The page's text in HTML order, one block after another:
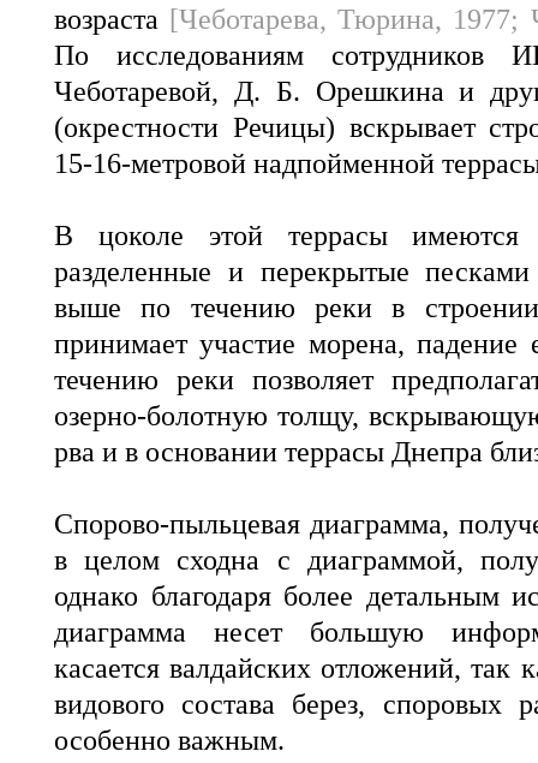
возраста [Чеботарева, Тюрина, 1977;
По исследованиям
Чеботаревой, Д. Б. Орешкина и
(окрестности Речицы) вскрывает
15-16-метровой надпойменной
В цоколе этой террасы имеются
разделенные и перекрытые
выше по течению реки в
принимает участие морена, падение
течению реки позволяет
озерно-болотную толщу,
рва и в основании террасы Днепра
Спорово-пыльцевая диаграмма,
в целом сходна с диаграммой,
однако благодаря более детальным
диаграмма несет большую
касается валдайских отложений, так
видового состава берез, споровых
особенно важным.